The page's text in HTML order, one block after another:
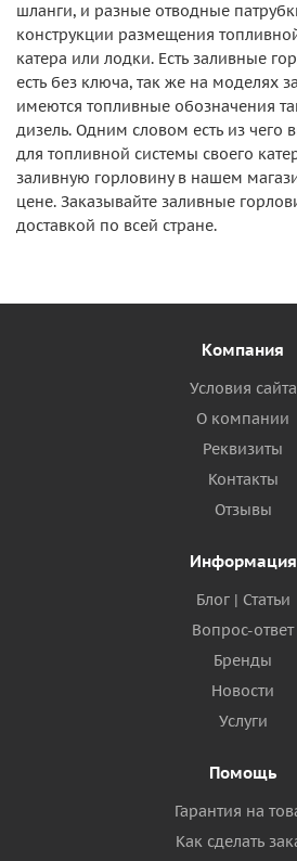
шланги, и разные отводные
конструкции размещения
катера или лодки. Есть заливные
есть без ключа, так же на моделях
имеются топливные обозначения
дизель. Одним словом есть из чего
для топливной системы своего
заливную горловину в нашем
цене. Заказывайте заливные
доставкой по всей стране.
Компания
Условия сайта
О компании
Реквизиты
Контакты
Отзывы
Информация
Блог | Статьи
Вопрос-ответ
Бренды
Новости
Услуги
Помощь
Гарантия на
Как сделать